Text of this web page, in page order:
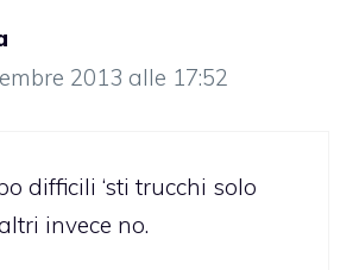
2013 alle 17:52
difficili ‘sti trucchi solo
invece no.